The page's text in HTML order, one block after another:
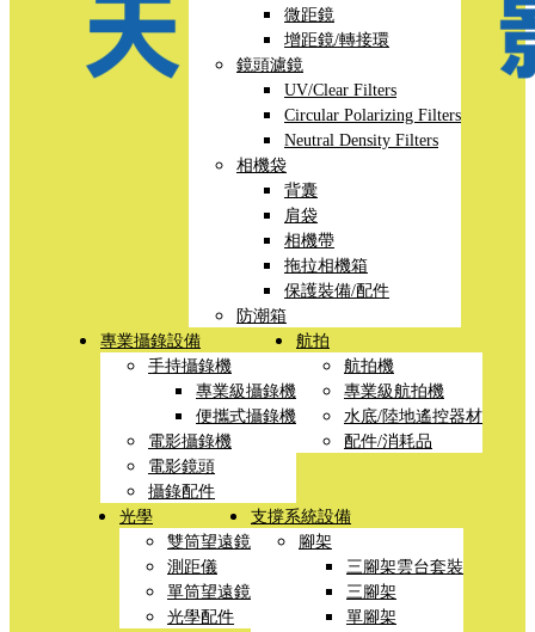
微距鏡
增距鏡/轉接環
鏡頭濾鏡
UV/Clear Filters
Circular Polarizing Filters
Neutral Density Filters
相機袋
背囊
肩袋
相機帶
拖拉相機箱
保護裝備/配件
防潮箱
專業攝錄設備
手持攝錄機
專業級攝錄機
便攜式攝錄機
電影攝錄機
電影鏡頭
攝錄配件
航拍
航拍機
專業級航拍機
水底/陸地遙控器材
配件/消耗品
光學
雙筒望遠鏡
測距儀
單筒望遠鏡
光學配件
支撐系統設備
腳架
三腳架雲台套裝
三腳架
單腳架